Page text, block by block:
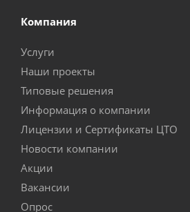
Компания
Услуги
Наши проекты
Типовые решения
Информация о компании
Лицензии и Сертификаты ЦТО
Новости компании
Акции
Вакансии
Опрос